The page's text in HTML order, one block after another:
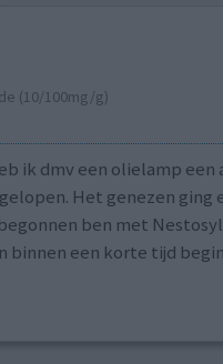
(10/100mg/g)
ik dmv een olielamp een
Het genezen ging
ben met
een korte tijd